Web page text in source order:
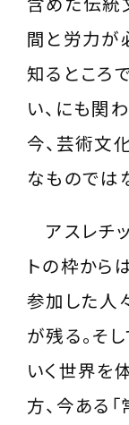
間と労力が
知るところ
い、にも関
今、芸術文
なものでは
アスレチ
トの枠から
参加した人
が残る。そ
いく世界を
方、今ある